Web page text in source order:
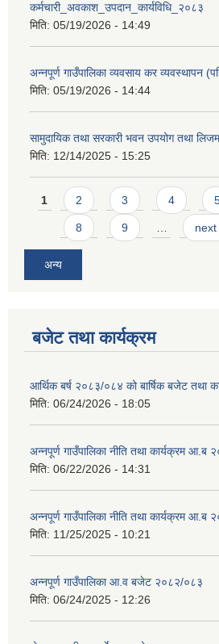
कर्मचारी_अवकाश_उपदान_कार्यविधि_२०८३
मिति: 05/19/2026 - 14:49
अन्नपूर्ण गाउँपालिका व्यवसाय कर व्यवस्थापन
मिति: 05/19/2026 - 14:44
सामुदायिक तथा सरकारी भवन उपयोग तथा लिजमा
मिति: 12/14/2025 - 15:25
Pages
1 2 3 4
8 9 next
अन्य
बजेट तथा कार्यक्रम
आर्थिक बर्ष २०८३/०८४ को बार्षिक बजेट तथा
मिति: 06/24/2026 - 18:05
अन्नपूर्ण गाउँपालिका नीति तथा कार्यक्रम आ.ब
मिति: 06/22/2026 - 14:31
अन्नपूर्ण गाउँपालिका नीति तथा कार्यक्रम आ.ब
मिति: 11/25/2025 - 10:21
अन्नपूर्ण गाउँपालिका आ.व बजेट २०८२/०८३
मिति: 06/24/2025 - 12:26